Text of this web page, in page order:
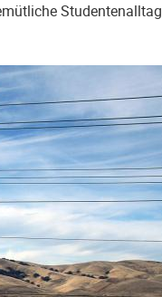
Studentenalltag